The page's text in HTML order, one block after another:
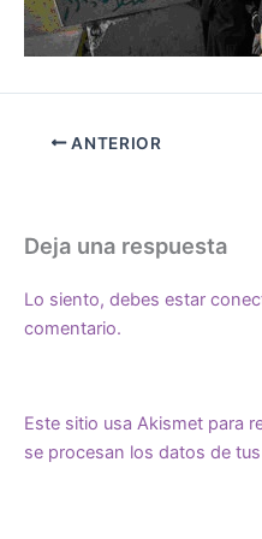
ANTERIOR
Deja una respuesta
Lo siento, debes estar
comentario.
Este sitio usa Akismet para
se procesan los datos de